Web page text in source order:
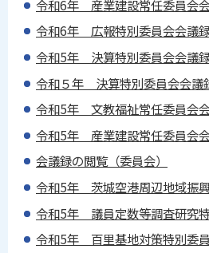
令和6年 産業建設常任委員会
令和6年 広報特別委員会会議
令和5年 決算特別委員会会議
令和５年 決算特別委員会会議
令和5年 文教福祉常任委員会
令和5年 産業建設常任委員会
会議録の閲覧（委員会）
令和5年 茨城空港周辺地域振
令和5年 議員定数等調査研究
令和5年 百里基地対策特別委